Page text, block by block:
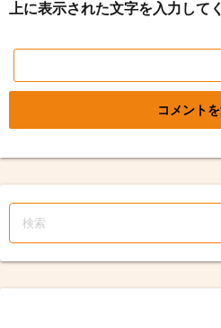
上に表示された文字を入力して